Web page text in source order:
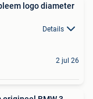
logo diameter
Details
2 jul 26